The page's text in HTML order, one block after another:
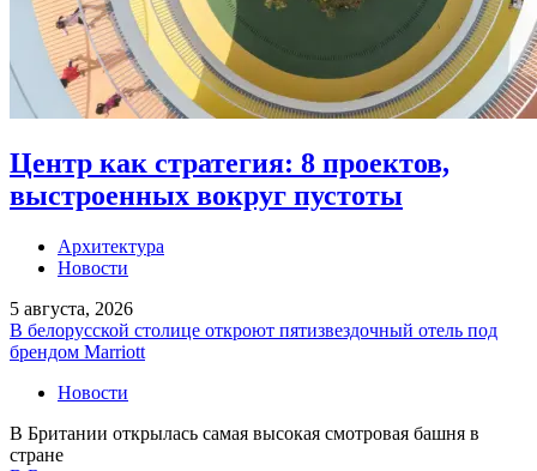
Центр как стратегия: 8 проектов,
выстроенных вокруг пустоты
Архитектура
Новости
5 августа, 2026
В белорусской столице откроют пятизвездочный отель под
брендом Marriott
Новости
В Британии открылась самая высокая смотровая башня в
стране